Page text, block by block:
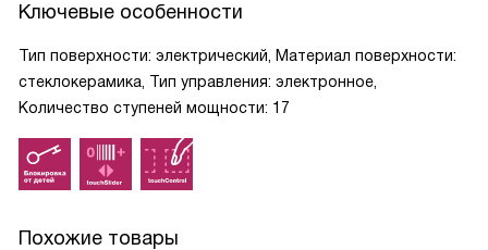
Ключевые особенности
Тип поверхности: электрический, Материал поверхности:
стеклокерамика, Тип управления: электронное,
Количество ступеней мощности: 17
Похожие товары